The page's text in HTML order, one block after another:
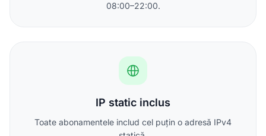
08:00–22:00.
IP static inclus
Toate abonamentele includ cel puțin o adresă IPv4